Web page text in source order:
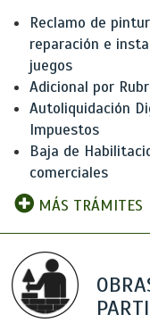
Reclamo de
reparación e
juegos
Adicional por
Autoliquidación
Impuestos
Baja de
comerciales
MÁS TRÁMITES